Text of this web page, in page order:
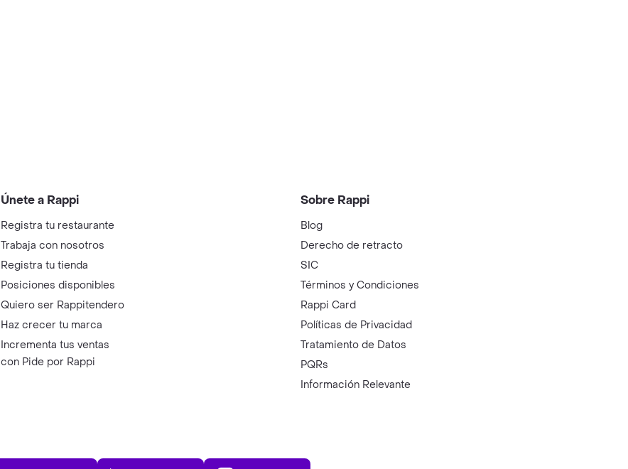
Únete a Rappi
Registra tu restaurante
Trabaja con nosotros
Registra tu tienda
Posiciones disponibles
Quiero ser Rappitendero
Haz crecer tu marca
Incrementa tus ventas
con Pide por Rappi
Sobre Rappi
Blog
Derecho de retracto
SIC
Términos y Condiciones
Rappi Card
Políticas de Privacidad
Tratamiento de Datos
PQRs
Información Relevante
App Store Play Store AppGallery